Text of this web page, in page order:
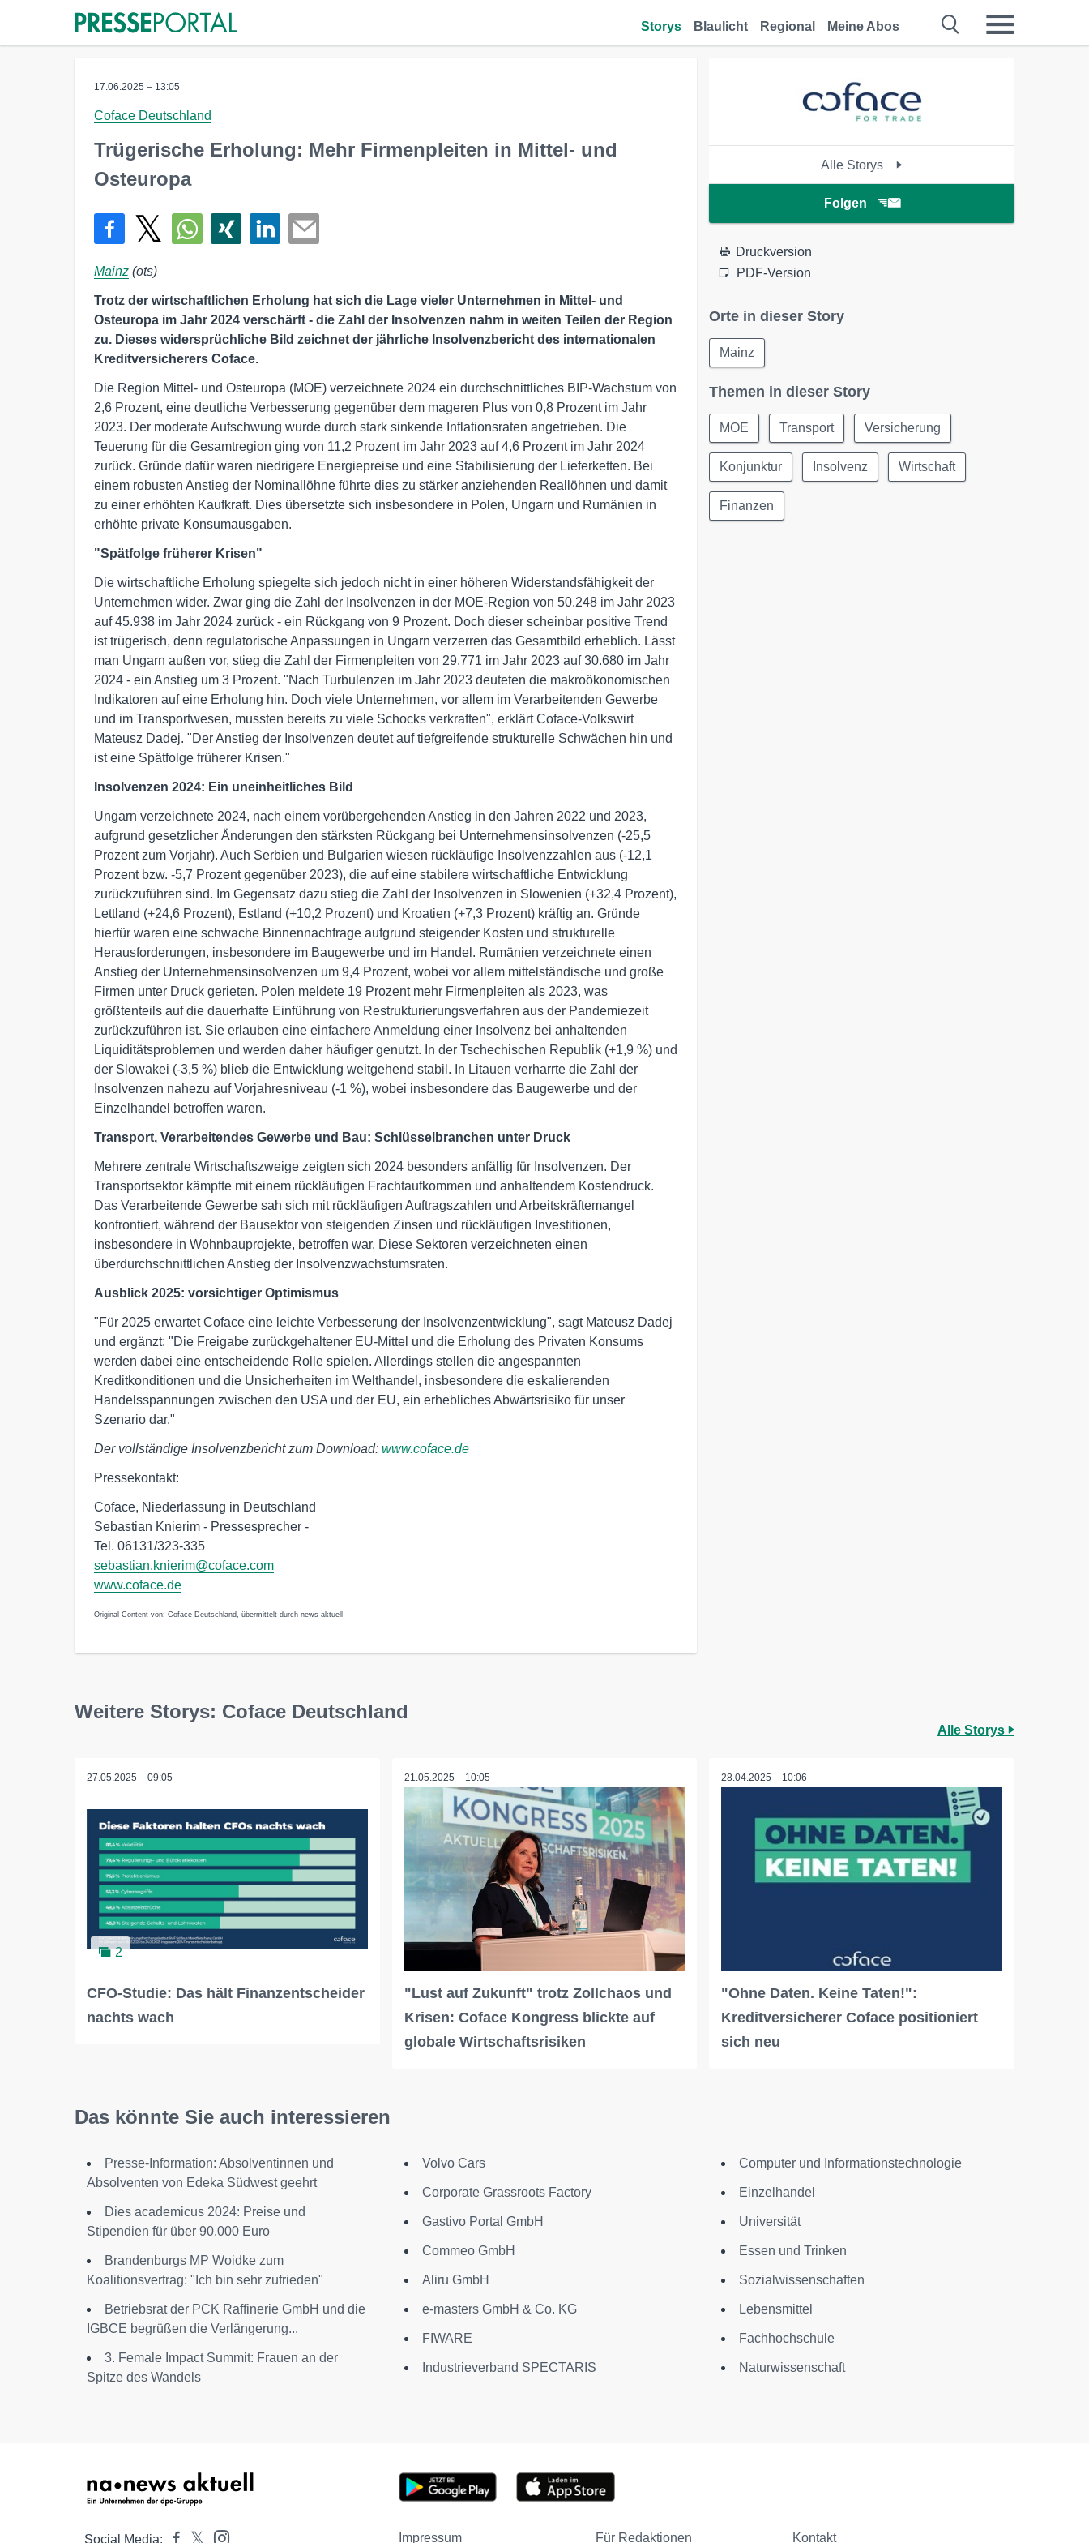
Storys Blaulicht Regional Meine Abos
17.06.2025 – 13:05
Coface Deutschland
Trügerische Erholung: Mehr Firmenpleiten in Mittel- und
Osteuropa
Mainz (ots)
Trotz der wirtschaftlichen Erholung hat sich die Lage vieler Unternehmen in Mittel- und
Osteuropa im Jahr 2024 verschärft - die Zahl der Insolvenzen nahm in weiten Teilen der Region
zu. Dieses widersprüchliche Bild zeichnet der jährliche Insolvenzbericht des internationalen
Kreditversicherers Coface.
Die Region Mittel- und Osteuropa (MOE) verzeichnete 2024 ein durchschnittliches BIP-Wachstum von
2,6 Prozent, eine deutliche Verbesserung gegenüber dem mageren Plus von 0,8 Prozent im Jahr
2023. Der moderate Aufschwung wurde durch stark sinkende Inflationsraten angetrieben. Die
Teuerung für die Gesamtregion ging von 11,2 Prozent im Jahr 2023 auf 4,6 Prozent im Jahr 2024
zurück. Gründe dafür waren niedrigere Energiepreise und eine Stabilisierung der Lieferketten. Bei
einem robusten Anstieg der Nominallöhne führte dies zu stärker anziehenden Reallöhnen und damit
zu einer erhöhten Kaufkraft. Dies übersetzte sich insbesondere in Polen, Ungarn und Rumänien in
erhöhte private Konsumausgaben.
"Spätfolge früherer Krisen"
Die wirtschaftliche Erholung spiegelte sich jedoch nicht in einer höheren Widerstandsfähigkeit der
Unternehmen wider. Zwar ging die Zahl der Insolvenzen in der MOE-Region von 50.248 im Jahr 2023
auf 45.938 im Jahr 2024 zurück - ein Rückgang von 9 Prozent. Doch dieser scheinbar positive Trend
ist trügerisch, denn regulatorische Anpassungen in Ungarn verzerren das Gesamtbild erheblich. Lässt
man Ungarn außen vor, stieg die Zahl der Firmenpleiten von 29.771 im Jahr 2023 auf 30.680 im Jahr
2024 - ein Anstieg um 3 Prozent. "Nach Turbulenzen im Jahr 2023 deuteten die makroökonomischen
Indikatoren auf eine Erholung hin. Doch viele Unternehmen, vor allem im Verarbeitenden Gewerbe
und im Transportwesen, mussten bereits zu viele Schocks verkraften", erklärt Coface-Volkswirt
Mateusz Dadej. "Der Anstieg der Insolvenzen deutet auf tiefgreifende strukturelle Schwächen hin und
ist eine Spätfolge früherer Krisen."
Insolvenzen 2024: Ein uneinheitliches Bild
Ungarn verzeichnete 2024, nach einem vorübergehenden Anstieg in den Jahren 2022 und 2023,
aufgrund gesetzlicher Änderungen den stärksten Rückgang bei Unternehmensinsolvenzen (-25,5
Prozent zum Vorjahr). Auch Serbien und Bulgarien wiesen rückläufige Insolvenzzahlen aus (-12,1
Prozent bzw. -5,7 Prozent gegenüber 2023), die auf eine stabilere wirtschaftliche Entwicklung
zurückzuführen sind. Im Gegensatz dazu stieg die Zahl der Insolvenzen in Slowenien (+32,4 Prozent),
Lettland (+24,6 Prozent), Estland (+10,2 Prozent) und Kroatien (+7,3 Prozent) kräftig an. Gründe
hierfür waren eine schwache Binnennachfrage aufgrund steigender Kosten und strukturelle
Herausforderungen, insbesondere im Baugewerbe und im Handel. Rumänien verzeichnete einen
Anstieg der Unternehmensinsolvenzen um 9,4 Prozent, wobei vor allem mittelständische und große
Firmen unter Druck gerieten. Polen meldete 19 Prozent mehr Firmenpleiten als 2023, was
größtenteils auf die dauerhafte Einführung von Restrukturierungsverfahren aus der Pandemiezeit
zurückzuführen ist. Sie erlauben eine einfachere Anmeldung einer Insolvenz bei anhaltenden
Liquiditätsproblemen und werden daher häufiger genutzt. In der Tschechischen Republik (+1,9 %) und
der Slowakei (-3,5 %) blieb die Entwicklung weitgehend stabil. In Litauen verharrte die Zahl der
Insolvenzen nahezu auf Vorjahresniveau (-1 %), wobei insbesondere das Baugewerbe und der
Einzelhandel betroffen waren.
Transport, Verarbeitendes Gewerbe und Bau: Schlüsselbranchen unter Druck
Mehrere zentrale Wirtschaftszweige zeigten sich 2024 besonders anfällig für Insolvenzen. Der
Transportsektor kämpfte mit einem rückläufigen Frachtaufkommen und anhaltendem Kostendruck.
Das Verarbeitende Gewerbe sah sich mit rückläufigen Auftragszahlen und Arbeitskräftemangel
konfrontiert, während der Bausektor von steigenden Zinsen und rückläufigen Investitionen,
insbesondere in Wohnbauprojekte, betroffen war. Diese Sektoren verzeichneten einen
überdurchschnittlichen Anstieg der Insolvenzwachstumsraten.
Ausblick 2025: vorsichtiger Optimismus
"Für 2025 erwartet Coface eine leichte Verbesserung der Insolvenzentwicklung", sagt Mateusz Dadej
und ergänzt: "Die Freigabe zurückgehaltener EU-Mittel und die Erholung des Privaten Konsums
werden dabei eine entscheidende Rolle spielen. Allerdings stellen die angespannten
Kreditkonditionen und die Unsicherheiten im Welthandel, insbesondere die eskalierenden
Handelsspannungen zwischen den USA und der EU, ein erhebliches Abwärtsrisiko für unser
Szenario dar."
Der vollständige Insolvenzbericht zum Download: www.coface.de
Pressekontakt:
Coface, Niederlassung in Deutschland
Sebastian Knierim - Pressesprecher -
Tel. 06131/323-335
sebastian.knierim@coface.com
www.coface.de
Original-Content von: Coface Deutschland, übermittelt durch news aktuell
Alle Storys
Folgen
Druckversion
PDF-Version
Orte in dieser Story
Mainz
Themen in dieser Story
MOE Transport Versicherung
Konjunktur Insolvenz Wirtschaft
Finanzen
Weitere Storys: Coface Deutschland
Alle Storys
27.05.2025 – 09:05
2
CFO-Studie: Das hält Finanzentscheider
nachts wach
21.05.2025 – 10:05
"Lust auf Zukunft" trotz Zollchaos und
Krisen: Coface Kongress blickte auf
globale Wirtschaftsrisiken
28.04.2025 – 10:06
"Ohne Daten. Keine Taten!":
Kreditversicherer Coface positioniert
sich neu
Das könnte Sie auch interessieren
Presse-Information: Absolventinnen und
Absolventen von Edeka Südwest geehrt
Dies academicus 2024: Preise und
Stipendien für über 90.000 Euro
Brandenburgs MP Woidke zum
Koalitionsvertrag: "Ich bin sehr zufrieden"
Betriebsrat der PCK Raffinerie GmbH und die
IGBCE begrüßen die Verlängerung...
3. Female Impact Summit: Frauen an der
Spitze des Wandels
Volvo Cars
Corporate Grassroots Factory
Gastivo Portal GmbH
Commeo GmbH
Aliru GmbH
e-masters GmbH & Co. KG
FIWARE
Industrieverband SPECTARIS
Computer und Informationstechnologie
Einzelhandel
Universität
Essen und Trinken
Sozialwissenschaften
Lebensmittel
Fachhochschule
Naturwissenschaft
Social Media: Impressum Für Redaktionen Kontakt